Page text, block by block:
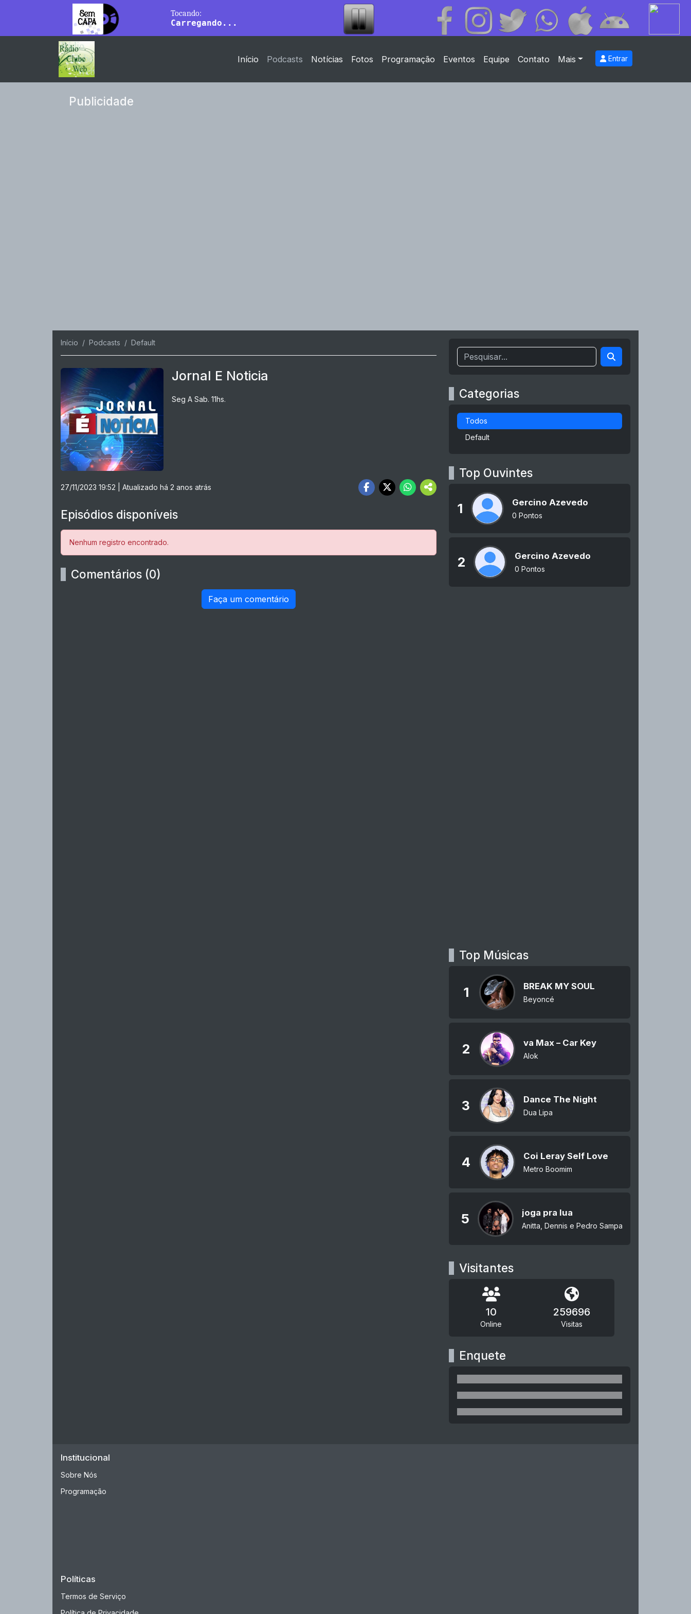
Início Podcasts Notícias Fotos Programação Eventos Equipe Contato Mais Entrar
Publicidade
Início Podcasts Default
Jornal E Noticia
Seg A Sab. 11hs.
27/11/2023 19:52 | Atualizado há 2 anos atrás
Episódios disponíveis
Nenhum registro encontrado.
Comentários (0)
Faça um comentário
Categorias
Todos
Default
Top Ouvintes
1 Gercino Azevedo
0 Pontos
2 Gercino Azevedo
0 Pontos
Top Músicas
1 BREAK MY SOUL
Beyoncé
2 va Max – Car Key
Alok
3 Dance The Night
Dua Lipa
4 Coi Leray Self Love
Metro Boomim
5 joga pra lua
Anitta, Dennis e Pedro Sampaio
Visitantes
10
Online
259696
Visitas
Enquete
Institucional
Sobre Nós
Programação
Políticas
Termos de Serviço